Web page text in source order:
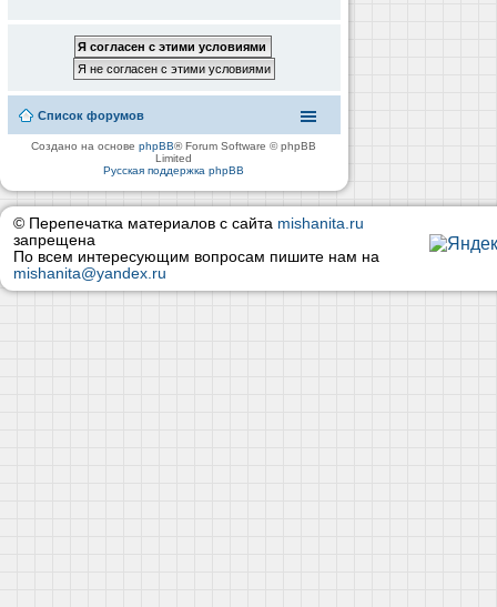
Список форумов
Создано на основеphpBB® Forum Software © phpBB
Limited
Русская поддержка phpBB
© Перепечатка материалов с сайта mishanita.ru
запрещена
По всем интересующим вопросам пишите нам на
mishanita@yandex.ru